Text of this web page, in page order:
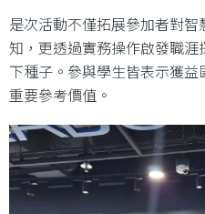
是次活動不僅拓展參加者對
知，更透過實務操作啟發職
下種子。參與學生皆表示獲
重要參考價值。